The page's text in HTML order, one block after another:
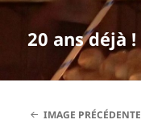
20 ans déjà !
IMAGE PRÉCÉDENTE